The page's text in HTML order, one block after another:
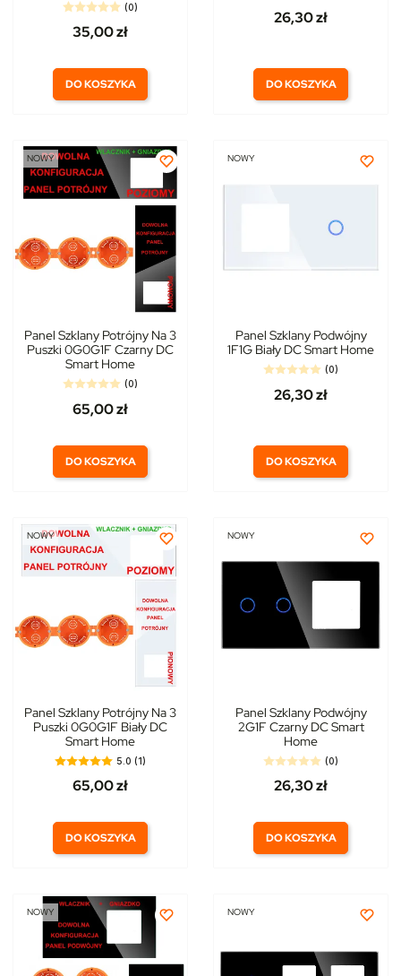
(0)
35,00 zł
DO KOSZYKA
26,30 zł
DO KOSZYKA
NOWY
Panel Szklany Potrójny Na 3
Puszki 0G0G1F Czarny DC
Smart Home
(0)
65,00 zł
DO KOSZYKA
NOWY
Panel Szklany Podwójny
1F1G Biały DC Smart Home
(0)
26,30 zł
DO KOSZYKA
NOWY
Panel Szklany Potrójny Na 3
Puszki 0G0G1F Biały DC
Smart Home
5.0 (1)
65,00 zł
DO KOSZYKA
NOWY
Panel Szklany Podwójny
2G1F Czarny DC Smart
Home
(0)
26,30 zł
DO KOSZYKA
NOWY NOWY